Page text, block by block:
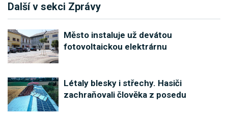
Další v sekci Zprávy
Město instaluje už devátou
fotovoltaickou elektrárnu
Létaly blesky i střechy. Hasiči
zachraňovali člověka z posedu